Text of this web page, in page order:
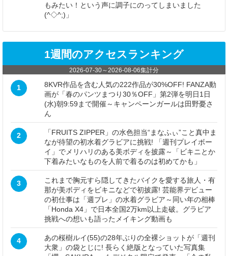
もみたい！という声に調子にのってしまいました
(^◇^;)」
1週間のアクセスランキング
2026-07-30～2026-08-06集計分
1
8KVR作品を含む人気の222作品が30%OFF! FANZA動
画が「春のパンツまつり30％OFF」第2弾を明日1日
(水)朝9:59まで開催～キャンペーンガールは田野憂さ
ん
2
「FRUITS ZIPPER」の水色担当“まなふぃ”こと真中ま
なが待望の初水着グラビアに挑戦! 「週刊プレイボー
イ」でメリハリのある美ボディを披露～「ビキニとか
下着みたいなものを人前で着るのは初めてかも」
3
これまで胸元すら隠してきたバイクを愛する旅人・有
那が美ボディをビキニなどで初披露! 芸能界デビュー
の初仕事は「週プレ」の水着グラビア～同い年の相棒
「Honda X4」で日本全国2万km以上走破。グラビア
挑戦への想いも語ったメイキング動画も
4
あの桜樹ルイ(55)の28年ぶりの全裸ショットが「週刊
大衆」の袋とじに! 長らく絶版となっていた写真集